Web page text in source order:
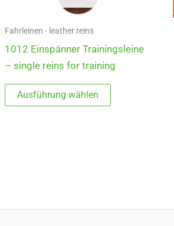
Fahrleinen - leather reins
1012 Einspänner Trainingsleine
– single reins for training
Ausführung wählen
Dieses
Produkt